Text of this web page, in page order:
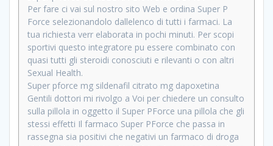
Per fare ci vai sul nostro sito Web e ordina Super P
Force selezionandolo dallelenco di tutti i farmaci. La
tua richiesta verr elaborata in pochi minuti. Per scopi
sportivi questo integratore pu essere combinato con
quasi tutti gli steroidi conosciuti e rilevanti o con altri
Sexual Health.
Super pforce mg sildenafil citrato mg dapoxetina
Gentili dottori mi rivolgo a Voi per chiedere un consulto
sulla pillola in oggetto il Super PForce una pillola che gli
stessi effetti Il farmaco Super PForce che passa in
rassegna sia positivi che negativi un farmaco di droga